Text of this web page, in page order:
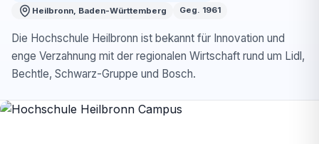
Heilbronn, Baden-Württemberg
Geg. 1961
Die Hochschule Heilbronn ist bekannt für Innovation und
enge Verzahnung mit der regionalen Wirtschaft rund um Lidl,
Bechtle, Schwarz-Gruppe und Bosch.